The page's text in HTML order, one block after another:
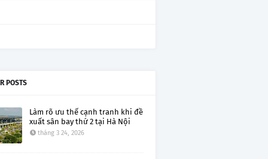
POSTS
Làm rõ ưu thế cạnh tranh khi đề
xuất sân bay thứ 2 tại Hà Nội
tháng 3 24, 2026